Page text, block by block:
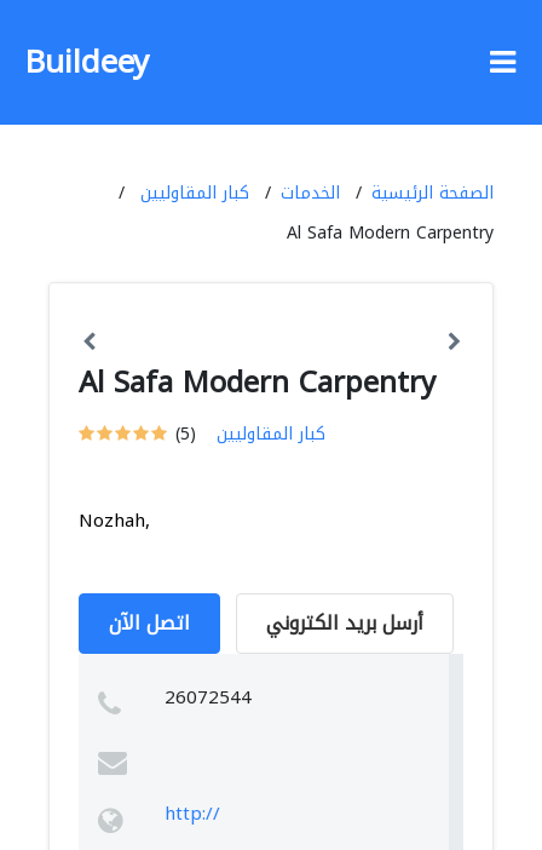
Buildeey
الصفحة الرئيسية الخدمات
كبار المقاوليين
Al Safa Modern Carpentry
Al Safa Modern Carpentry
(5) كبار المقاوليين
Nozhah,
اتصل الآن أرسل بريد الكتروني
26072544
http://